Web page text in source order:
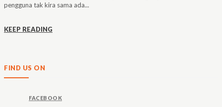
pengguna tak kira sama ada...
KEEP READING
FIND US ON
FACEBOOK